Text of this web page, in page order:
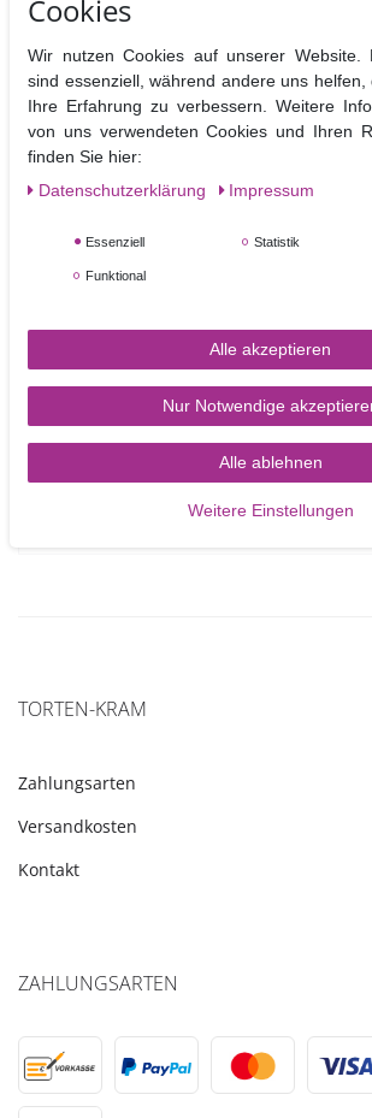
Ähnliche Artikel
Blumendraht 24 g grün - 50 Drähte pro
In den Warenkorb
TORTEN-KRAM
Zahlungsarten
Versandkosten
Kontakt
ZAHLUNGSARTEN
Cookies
Wir nutzen Cookies auf unserer Website.
sind essenziell, während andere uns helfen,
Ihre Erfahrung zu verbessern. Weitere
von uns verwendeten Cookies und Ihren
finden Sie hier:
Daten­schutz­erklärung
Impressum
Essenziell Statistik
Funktional
Alle akzeptieren
Nur Notwendige
Alle ablehnen
Weitere Einstellungen